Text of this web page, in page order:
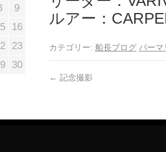
ルアー：
カテゴリー: 船長ブログ パーマ
← 記念撮影
9
16
23
30